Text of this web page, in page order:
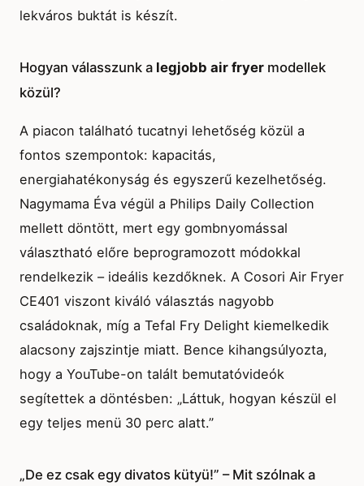
lekváros buktát is készít.
Hogyan válasszunk a legjobb air fryer modellek
közül?
A piacon található tucatnyi lehetőség közül a
fontos szempontok: kapacitás,
energiahatékonyság és egyszerű kezelhetőség.
Nagymama Éva végül a Philips Daily Collection
mellett döntött, mert egy gombnyomással
választható előre beprogramozott módokkal
rendelkezik – ideális kezdőknek. A Cosori Air Fryer
CE401 viszont kiváló választás nagyobb
családoknak, míg a Tefal Fry Delight kiemelkedik
alacsony zajszintje miatt. Bence kihangsúlyozta,
hogy a YouTube-on talált bemutatóvideók
segítettek a döntésben: „Láttuk, hogyan készül el
egy teljes menü 30 perc alatt.”
„De ez csak egy divatos kütyü!” – Mit szólnak a